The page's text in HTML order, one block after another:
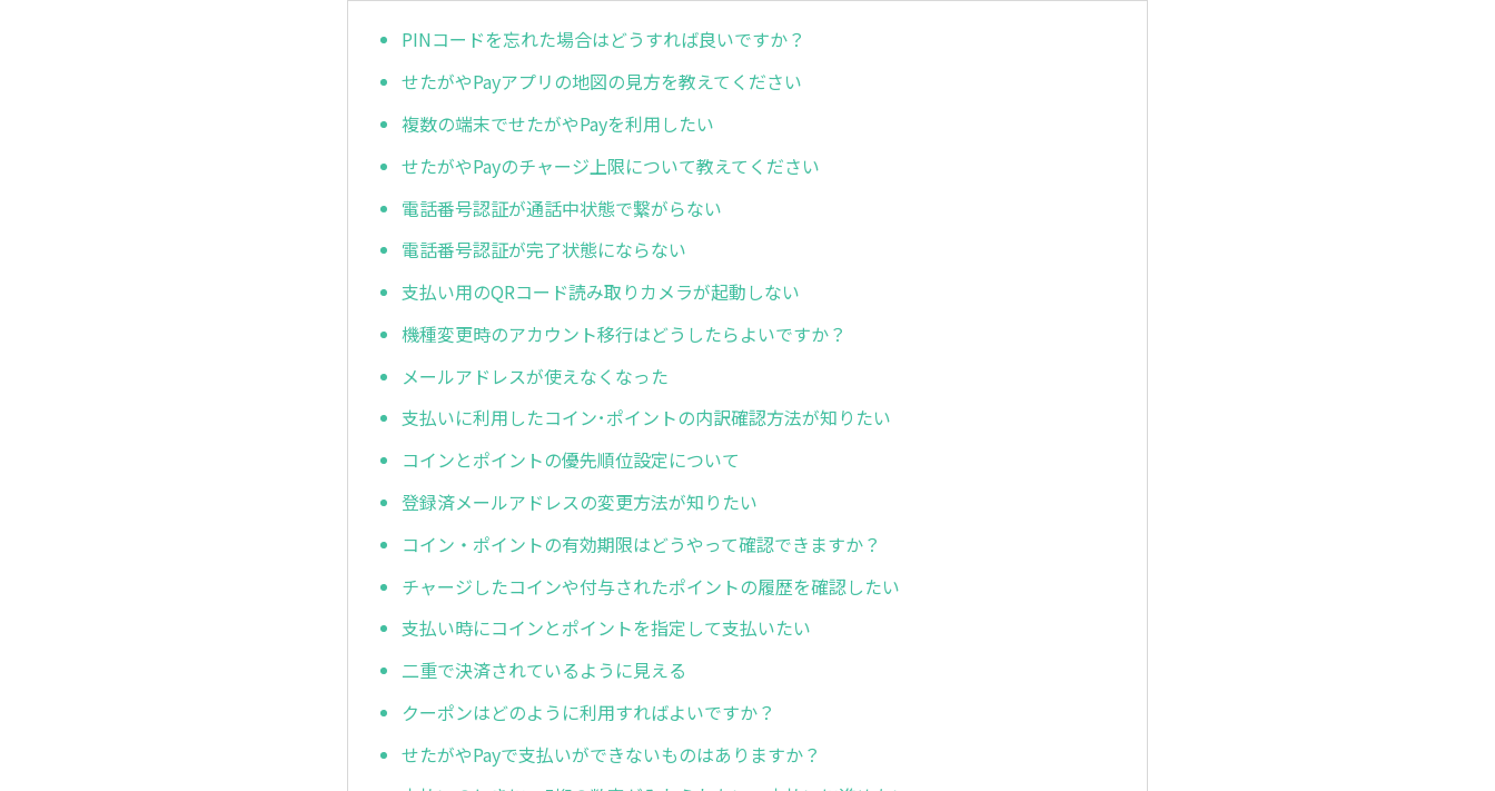
PINコードを忘れた場合はどうすれば良いですか？
せたがやPayアプリの地図の見方を教えてください
複数の端末でせたがやPayを利用したい
せたがやPayのチャージ上限について教えてください
電話番号認証が通話中状態で繋がらない
電話番号認証が完了状態にならない
支払い用のQRコード読み取りカメラが起動しない
機種変更時のアカウント移行はどうしたらよいですか？
メールアドレスが使えなくなった
支払いに利用したコイン･ポイントの内訳確認方法が知りたい
コインとポイントの優先順位設定について
登録済メールアドレスの変更方法が知りたい
コイン・ポイントの有効期限はどうやって確認できますか？
チャージしたコインや付与されたポイントの履歴を確認したい
支払い時にコインとポイントを指定して支払いたい
二重で決済されているように見える
クーポンはどのように利用すればよいですか？
せたがやPayで支払いができないものはありますか？